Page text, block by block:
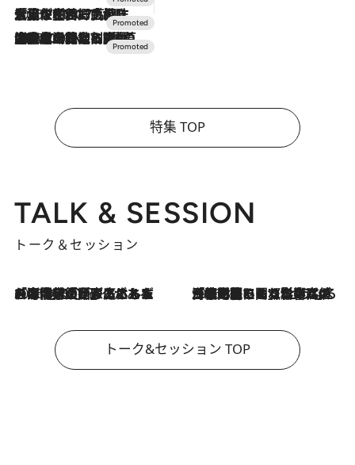
2026.7.17
「土佐和ハーブかき氷」がOMO7高知に登場！生姜、山椒、大葉など目にも舌にも涼を呼ぶ郷土の味
2026.7.10
NEW OPEN！【界 草津】名湯の地に誕生。趣の異なる2種の温泉と上州ならではの会席・蕎麦割烹など美食を味わう究極の癒やし旅
特集 TOP
TALK & SESSION
トーク＆セッション
2026.8.3
「今後値上げがあるとすれば…」「リスクがあるのは今年の冬」エネルギー専門家が語る、ホルムズ海峡封鎖が家庭にもたらす“ある心配” 2026.8.3
「住宅建てられない…」「サーチャージ料の高値が続いている」ホルムズ海峡封鎖による影響はいつまで続く？《エネルギー専門家に聞く“どうなる日本の暮らし”》
トーク&セッション TOP